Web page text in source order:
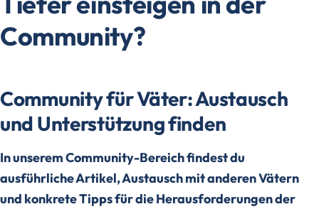
Community?
Community für Väter: Austausch
und Unterstützung finden
In unserem Community-Bereich findest du
ausführliche Artikel, Austausch mit anderen Vätern
und konkrete Tipps für die Herausforderungen der